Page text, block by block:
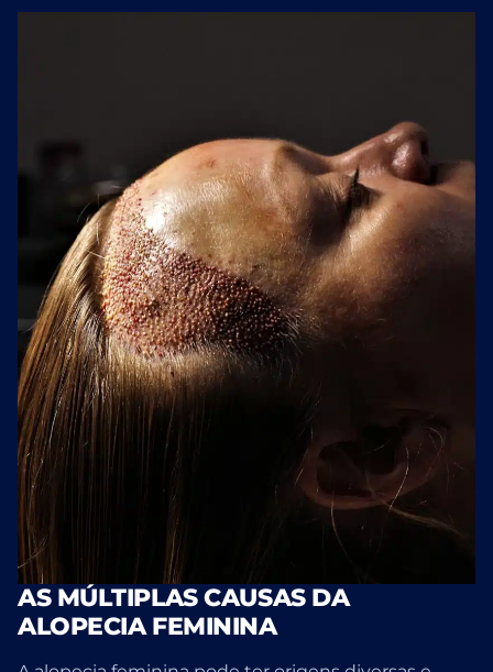
AS MÚLTIPLAS CAUSAS DA
ALOPECIA FEMININA